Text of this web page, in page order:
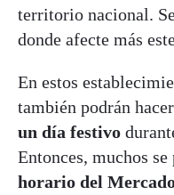
territorio nacional.
donde afecte más
En estos
también podrán
un día festivo
Entonces, muchos se
horario del